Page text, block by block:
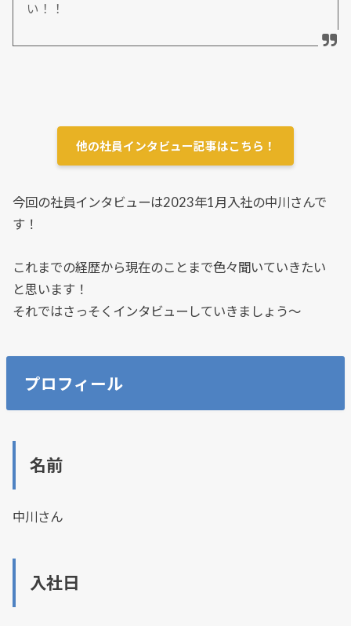
い！！
他の社員インタビュー記事はこちら！
今回の社員インタビューは2023年1月入社の中川さんで
す！
これまでの経歴から現在のことまで色々聞いていきたい
と思います！
それではさっそくインタビューしていきましょう～
プロフィール
名前
中川さん
入社日